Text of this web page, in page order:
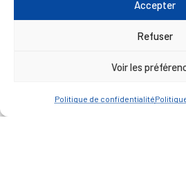
Accepter
Refuser
Voir les
Politique de confidentialité